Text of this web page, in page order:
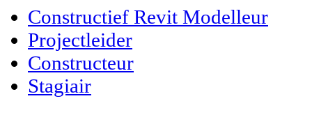
Constructief Revit Modelleur
Projectleider
Constructeur
Stagiair